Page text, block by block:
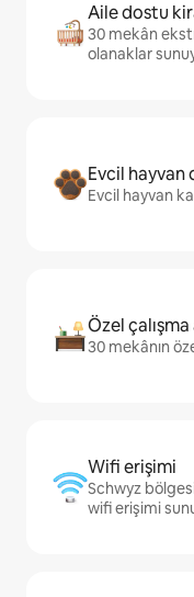
Aile dostu
30 mekân
olanaklar
Evcil
Evcil hayvan
Özel
30 mekânın
Wifi erişimi
Schwyz
wifi erişimi